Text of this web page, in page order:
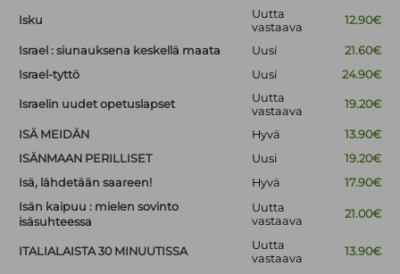
Isku
Uutta
vastaava
12.90€
Israel : siunauksena keskellä maata Uusi
21.60€
Israel-tyttö
Uusi 24.90€
Israelin uudet opetuslapset
Uutta
vastaava
19.20€
ISÄ MEIDÄN Hyvä
13.90€
ISÄNMAAN PERILLISET
Uusi
19.20€
Isä, lähdetään saareen!
Hyvä
17.90€
Isän kaipuu : mielen sovinto
isäsuhteessa
Uutta
vastaava
21.00€
ITALIALAISTA 30 MINUUTISSA
Uutta
vastaava
13.90€